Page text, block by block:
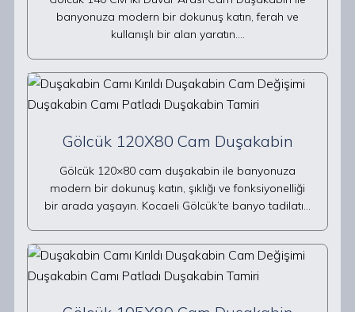
banyonuza modern bir dokunuş katın, ferah ve
kullanışlı bir alan yaratın.…
Gölcük 120X80 Cam Duşakabin
Gölcük 120×80 cam duşakabin ile banyonuza
modern bir dokunuş katın, şıklığı ve fonksiyonelliği
bir arada yaşayın. Kocaeli Gölcük’te banyo tadilatı…